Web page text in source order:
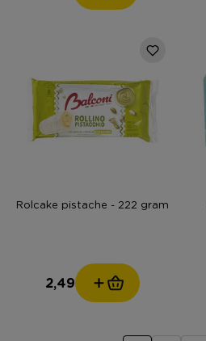
Rolcake pistache - 222 gram
2,49